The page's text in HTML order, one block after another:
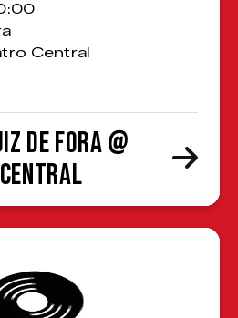
Central
de Fora @